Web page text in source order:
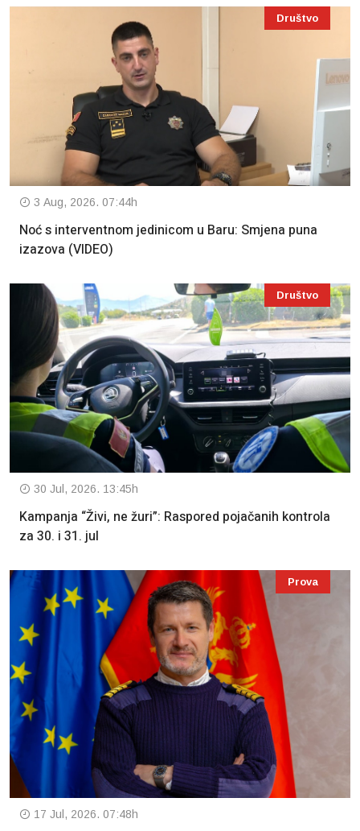
Društvo
3 Aug, 2026. 07:44h
Noć s interventnom jedinicom u Baru: Smjena puna
izazova (VIDEO)
Društvo
30 Jul, 2026. 13:45h
Kampanja “Živi, ne žuri”: Raspored pojačanih kontrola
za 30. i 31. jul
Prova
17 Jul, 2026. 07:48h